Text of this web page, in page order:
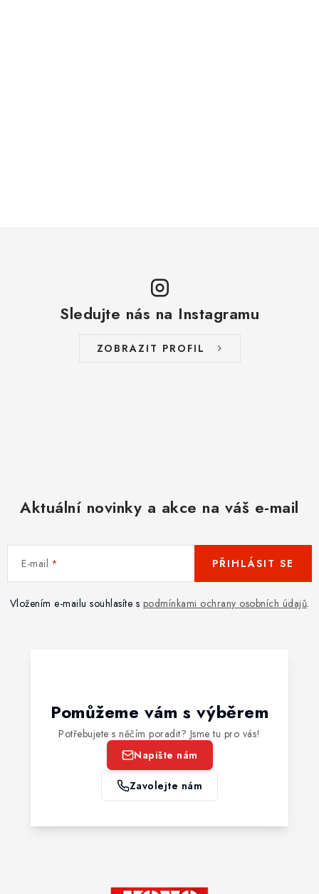
Sledujte nás na Instagramu
ZOBRAZIT PROFIL
Aktuální novinky a akce na váš e-mail
E-mail
Vložením e-mailu souhlasíte s podmínkami ochrany osobních údajů.
PŘIHLÁSIT SE
Pomůžeme vám s výběrem
Potřebujete s něčím poradit? Jsme tu pro vás!
Napište nám
Zavolejte nám